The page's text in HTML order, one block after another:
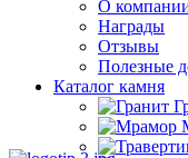
О
Награды
Отзывы
Полезные
Каталог камня